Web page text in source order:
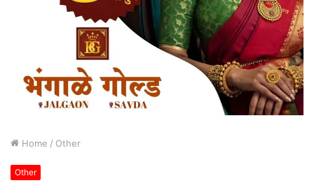
Home / Other
Other